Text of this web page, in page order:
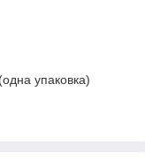
упаковка)